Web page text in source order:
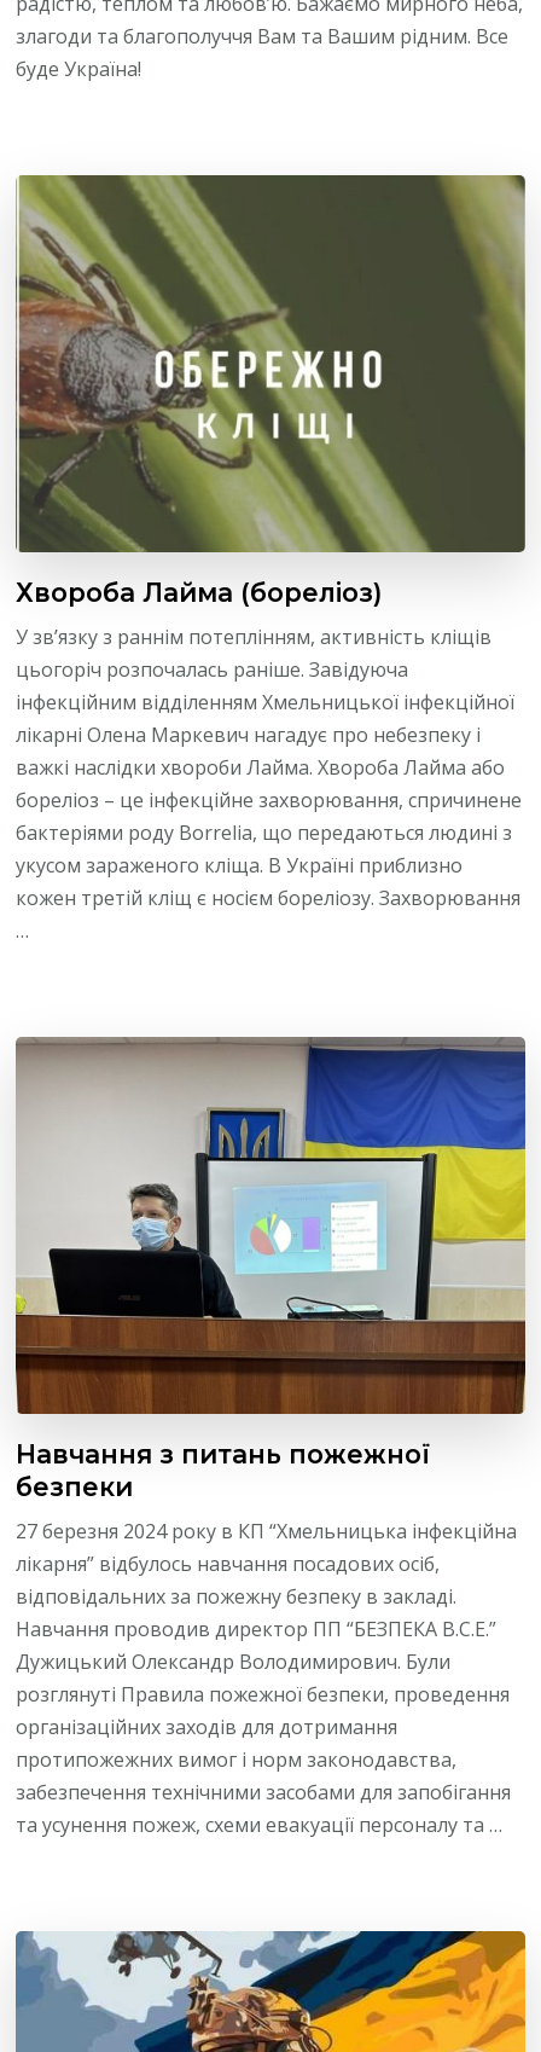
злагоди та благополуччя Вам та Вашим рідним. Все
буде Україна!
Хвороба Лайма (бореліоз)
У зв’язку з раннім потеплінням, активність кліщів
цьогоріч розпочалась раніше. Завідуюча
інфекційним відділенням Хмельницької інфекційної
лікарні Олена Маркевич нагадує про небезпеку і
важкі наслідки хвороби Лайма. Хвороба Лайма або
бореліоз – це інфекційне захворювання, спричинене
бактеріями роду Borrelia, що передаються людині з
укусом зараженого кліща. В Україні приблизно
кожен третій кліщ є носієм бореліозу. Захворювання
…
Навчання з питань пожежної
безпеки
27 березня 2024 року в КП “Хмельницька інфекційна
лікарня” відбулось навчання посадових осіб,
відповідальних за пожежну безпеку в закладі.
Навчання проводив директор ПП “БЕЗПЕКА В.С.Е.”
Дужицький Олександр Володимирович. Були
розглянуті Правила пожежної безпеки, проведення
організаційних заходів для дотримання
протипожежних вимог і норм законодавства,
забезпечення технічними засобами для запобігання
та усунення пожеж, схеми евакуації персоналу та …